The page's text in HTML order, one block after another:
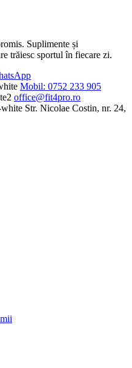
Suplimente și
trăiesc sportul în fiecare zi.
Mobil: 0752 233 905
office@fit4pro.ro
Str. Nicolae Costin, nr. 24,